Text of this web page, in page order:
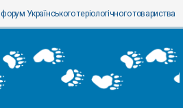
форум Українського теріологічного товариства